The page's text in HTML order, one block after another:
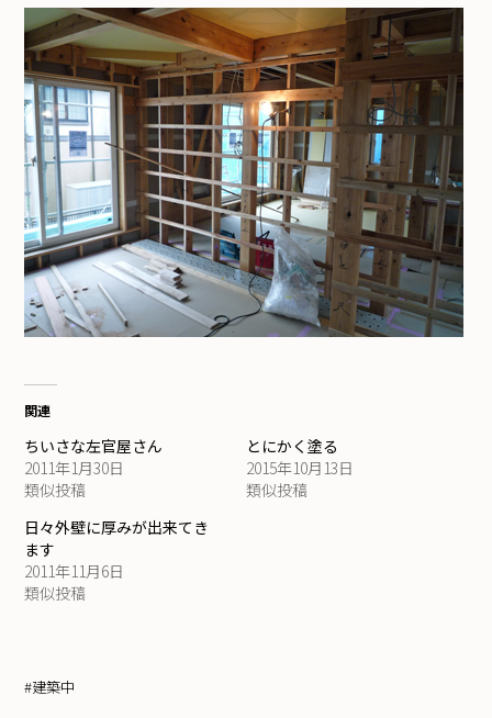
関連
ちいさな左官屋さん
2011年1月30日
類似投稿
とにかく塗る
2015年10月13日
類似投稿
日々外壁に厚みが出来てき
ます
2011年11月6日
類似投稿
#建築中